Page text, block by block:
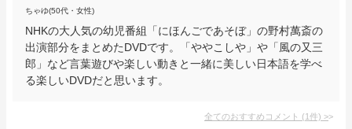
ちゃゆ(50代・女性)
NHKの大人気の幼児番組「にほんごであそぼ」の野村萬斎の
出演部分をまとめたDVDです。「ややこしや」や「風の又三
郎」など言葉遊びや楽しい動きと一緒に美しい日本語を学べ
る楽しいDVDだと思います。
全てのおすすめコメント (1件) >